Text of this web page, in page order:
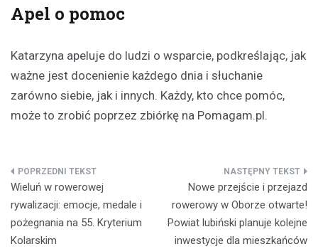
Apel o pomoc
Katarzyna apeluje do ludzi o wsparcie, podkreślając, jak
ważne jest docenienie każdego dnia i słuchanie
zarówno siebie, jak i innych. Każdy, kto chce pomóc,
może to zrobić poprzez zbiórkę na Pomagam.pl.
Nawigacja
wpisu
Wieluń w rowerowej
rywalizacji: emocje, medale i
pożegnania na 55. Kryterium
Kolarskim
Nowe przejście i przejazd
rowerowy w Oborze otwarte!
Powiat lubiński planuje kolejne
inwestycje dla mieszkańców